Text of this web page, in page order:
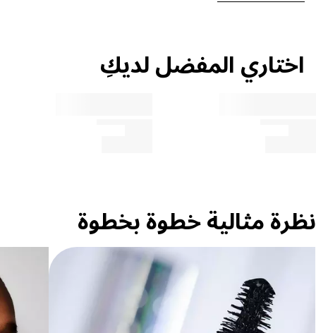
اختاري المفضل لديكِ
نظرة مثالية خطوة بخطوة